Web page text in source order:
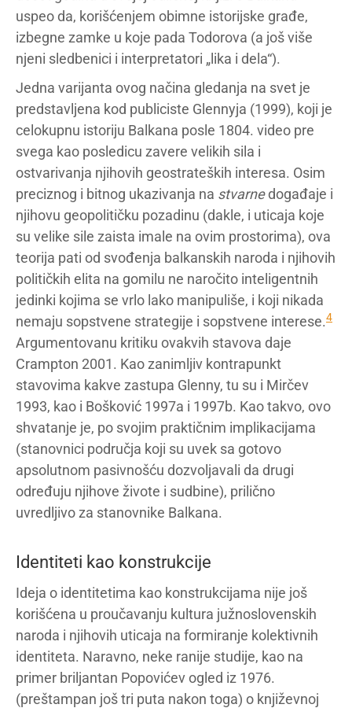
uspeo da, korišćenjem obimne istorijske građe,
izbegne zamke u koje pada Todorova (a još više
njeni sledbenici i interpretatori „lika i dela“).
Jedna varijanta ovog načina gledanja na svet je
predstavljena kod publiciste Glennyja (1999), koji je
celokupnu istoriju Balkana posle 1804. video pre
svega kao posledicu zavere velikih sila i
ostvarivanja njihovih geostrateških interesa. Osim
preciznog i bitnog ukazivanja na stvarnedogađaje i
njihovu geopolitičku pozadinu (dakle, i uticaja koje
su velike sile zaista imale na ovim prostorima), ova
teorija pati od svođenja balkanskih naroda i njihovih
političkih elita na gomilu ne naročito inteligentnih
jedinki kojima se vrlo lako manipuliše, i koji nikada
nemaju sopstvene strategije i sopstvene interese.4
Argumentovanu kritiku ovakvih stavova daje
Crampton 2001. Kao zanimljiv kontrapunkt
stavovima kakve zastupa Glenny, tu su i Mirčev
1993, kao i Bošković 1997a i 1997b. Kao takvo, ovo
shvatanje je, po svojim praktičnim implikacijama
(stanovnici područja koji su uvek sa gotovo
apsolutnom pasivnošću dozvoljavali da drugi
određuju njihove živote i sudbine), prilično
uvredljivo za stanovnike Balkana.
Identiteti kao konstrukcije
Ideja o identitetima kao konstrukcijama nije još
korišćena u proučavanju kultura južnoslovenskih
naroda i njihovih uticaja na formiranje kolektivnih
identiteta. Naravno, neke ranije studije, kao na
primer briljantan Popovićev ogled iz 1976.
(preštampan još tri puta nakon toga) o književnoj